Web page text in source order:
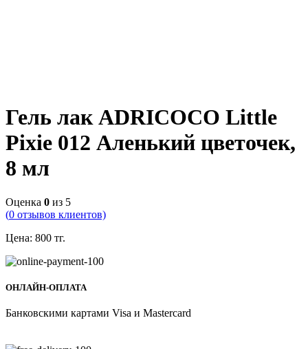
Гель лак ADRICOCO Little
Pixie 012 Аленький цветочек,
8 мл
Оценка 0 из 5
(0 отзывов клиентов)
Цена: 800 тг.
ОНЛАЙН-ОПЛАТА
Банковскими картами Visa и Mastercard